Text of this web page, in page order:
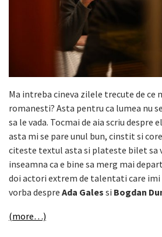
Ma intreba cineva zilele trecute de ce
romanesti? Asta pentru ca lumea nu
sa le vada. Tocmai de aia scriu despre
asta mi se pare unul bun, cinstit si
citeste textul asta si plateste bilet sa
inseamna ca e bine sa merg mai
doi actori extrem de talentati care
vorba despre Ada Gales si Bogdan
(more…)